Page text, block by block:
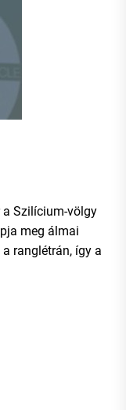
a Szilícium-völgy
meg álmai
ranglétrán, így a